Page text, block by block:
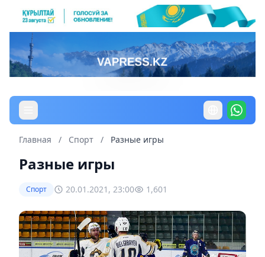
Главная / Спорт / Разные игры
Разные игры
Спорт 20.01.2021, 23:00 1,601